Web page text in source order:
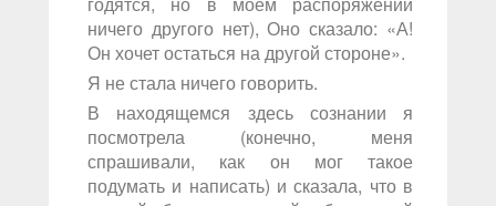
ничего другого нет), Оно сказало: «А!
Он хочет остаться на другой стороне».
Я не стала ничего говорить.
В находящемся здесь сознании я
посмотрела (конечно, меня
спрашивали, как он мог такое
подумать и написать) и сказала, что в